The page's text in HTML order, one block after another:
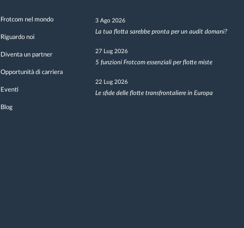
Frotcom nel mondo
Riguardo noi
Diventa un partner
Opportunità di carriera
Eventi
Blog
3 Ago 2026
La tua flotta sarebbe pronta per un audit domani?
27 Lug 2026
5 funzioni Frotcom essenziali per flotte miste
22 Lug 2026
Le sfide delle flotte transfrontaliere in Europa